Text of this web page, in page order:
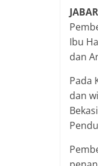
Ibu
dan
Pada
dan